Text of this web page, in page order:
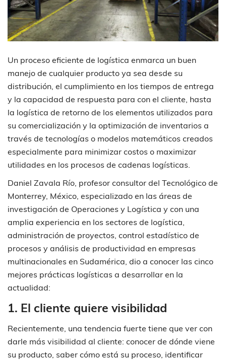
Un proceso eficiente de logística enmarca un buen
manejo de cualquier producto ya sea desde su
distribución, el cumplimiento en los tiempos de entrega
y la capacidad de respuesta para con el cliente, hasta
la logística de retorno de los elementos utilizados para
su comercialización y la optimización de inventarios a
través de tecnologías o modelos matemáticos creados
especialmente para minimizar costos o maximizar
utilidades en los procesos de cadenas logísticas.
Daniel Zavala Río, profesor consultor del Tecnológico de
Monterrey, México, especializado en las áreas de
investigación de Operaciones y Logística y con una
amplia experiencia en los sectores de logística,
administración de proyectos, control estadístico de
procesos y análisis de productividad en empresas
multinacionales en Sudamérica, dio a conocer las cinco
mejores prácticas logísticas a desarrollar en la
actualidad:
1. El cliente quiere visibilidad
Recientemente, una tendencia fuerte tiene que ver con
darle más visibilidad al cliente: conocer de dónde viene
su producto, saber cómo está su proceso, identificar